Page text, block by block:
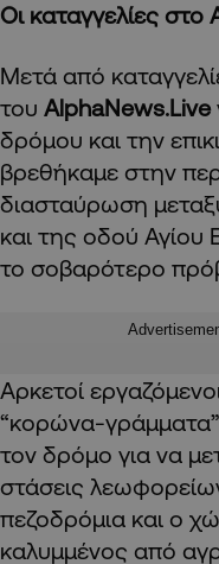
Οι καταγγελίες
Μετά από
του AlphaNews.Live
δρόμου και την
βρεθήκαμε στην
διασταύρωση
και της οδού Αγίου
το σοβαρότερο
Αρκετοί
“κορώνα-γράμματα”
τον δρόμο για να
στάσεις
πεζοδρόμια και ο
καλυμμένος από